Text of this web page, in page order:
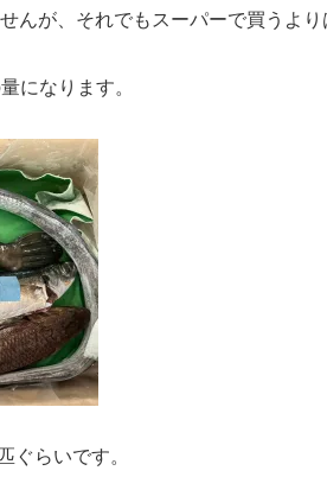
んが、それでもスーパーで買うよ
になります。
ぐらいです。